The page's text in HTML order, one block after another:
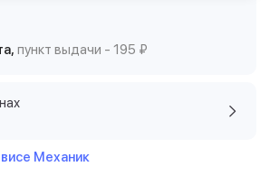
пункт выдачи - 195 ₽
Механик